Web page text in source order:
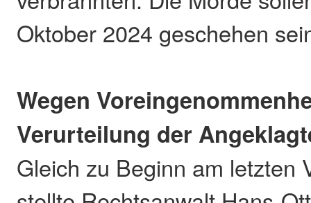
Oktober 2024 geschehen
Wegen
Verurteilung der
Gleich zu Beginn am letzten